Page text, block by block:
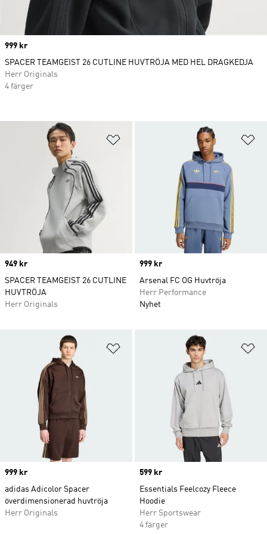
Lägg till på önskelistan
Price
949 kr
SPACER TEAMGEIST 26 CUTLINE
HUVTRÖJA
Herr Originals
Price
999 kr
Arsenal FC OG Huvtröja
Herr Performance
Nyhet
Lägg till på önskelistan
Price
999 kr
adidas Adicolor Spacer
överdimensionerad huvtröja
Herr Originals
Price
599 kr
Essentials Feelcozy Fleece
Hoodie
Herr Sportswear
4 färger
Price
999 kr
SPACER TEAMGEIST 26 CUTLINE HUVTRÖJA MED HEL DRAGKEDJA
Herr Originals
4 färger